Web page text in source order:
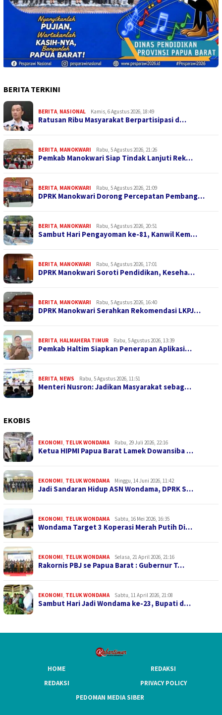
BERITA TERKINI
BERITA, NASIONAL Kamis, 6 Agustus 2026, 18:49
Ratusan Ribu Masyarakat Berpartisipasi d…
BERITA, MANOKWARI Rabu, 5 Agustus 2026, 21:26
Pemkab Manokwari Siap Tindak Lanjuti Rek…
BERITA, MANOKWARI Rabu, 5 Agustus 2026, 21:09
DPRK Manokwari Dorong Percepatan Pembang…
BERITA, MANOKWARI Rabu, 5 Agustus 2026, 20:51
Sambut Hari Pengayoman ke-81, Kanwil Kem…
BERITA, MANOKWARI Rabu, 5 Agustus 2026, 17:01
DPRK Manokwari Soroti Pendidikan, Keseha…
BERITA, MANOKWARI Rabu, 5 Agustus 2026, 16:40
DPRK Manokwari Serahkan Rekomendasi LKPJ…
BERITA, HALMAHERA TIMUR Rabu, 5 Agustus 2026, 13:39
Pemkab Haltim Siapkan Penerapan Aplikasi…
BERITA, NEWS Rabu, 5 Agustus 2026, 11:51
Menteri Nusron: Jadikan Masyarakat sebag…
EKOBIS
EKONOMI, TELUK WONDAMA Rabu, 29 Juli 2026, 22:16
Ketua HIPMI Papua Barat Lamek Dowansiba …
EKONOMI, TELUK WONDAMA Minggu, 14 Juni 2026, 11:42
Jadi Sandaran Hidup ASN Wondama, DPRK S…
EKONOMI, TELUK WONDAMA Sabtu, 16 Mei 2026, 16:35
Wondama Target 3 Koperasi Merah Putih Di…
EKONOMI, TELUK WONDAMA Selasa, 21 April 2026, 21:16
Rakornis PBJ se Papua Barat : Gubernur T…
EKONOMI, TELUK WONDAMA Sabtu, 11 April 2026, 21:08
Sambut Hari Jadi Wondama ke-23, Bupati d…
HOME
REDAKSI
REDAKSI
PRIVACY POLICY
PEDOMAN MEDIA SIBER